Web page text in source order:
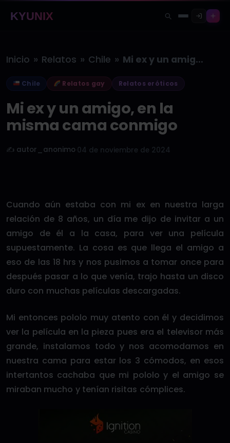
KYUNIX
Inicio » Relatos » Chile » Mi ex y un amigo, en…
Chile Relatos gay Relatos eróticos
Mi ex y un amigo, en la
misma cama conmigo
✍️ autor_anonimo 04 de noviembre de 2024
Cuando aún estaba con mi ex en nuestra larga
relación de 8 años, un día me dijo de invitar a un
amigo de él a la casa, para ver una película
supuestamente. La cosa es que llega el amigo a
eso de las 18 hrs y nos pusimos a tomar once para
después pasar a lo que venía, trajo hasta un disco
duro con muchas películas descargadas.
Mi entonces pololo muy atento con él y decidimos
ver la película en la pieza pues era el televisor más
grande, instalamos todo y nos acomodamos en
nuestra cama para estar los 3 cómodos, en esos
intertantos cachaba que mi pololo y el amigo se
miraban mucho y tenían risitas cómplices.